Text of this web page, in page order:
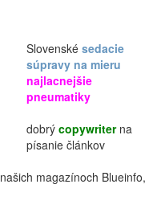
Slovenské sedacie
súpravy na mieru
najlacnejšie
pneumatiky
dobrý copywriterna
písanie článkov
magazínoch Blueinfo,